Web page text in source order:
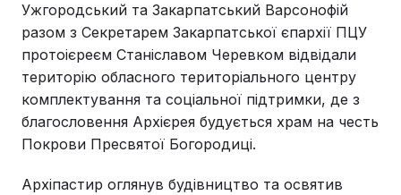
Ужгородський та Закарпатський Варсонофій
разом з Секретарем Закарпатської єпархії ПЦУ
протоієреєм Станіславом Черевком відвідали
територію обласного територіального центру
комплектування та соціальної підтримки, де з
благословення Архієрея будується храм на честь
Покрови Пресвятої Богородиці.
Архіпастир оглянув будівництво та освятив